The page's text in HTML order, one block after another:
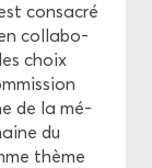
consa­cré
en col­la­bo­
choix
de la mé­
du
thème